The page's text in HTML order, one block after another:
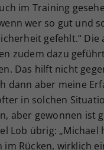
im Training
wer so gut und
gefehlt.“
zudem dazu
Das hilft nicht
dann aber meine
in solchen
aber gewonnen ist
Lob übrig:
im Rücken, wirklich